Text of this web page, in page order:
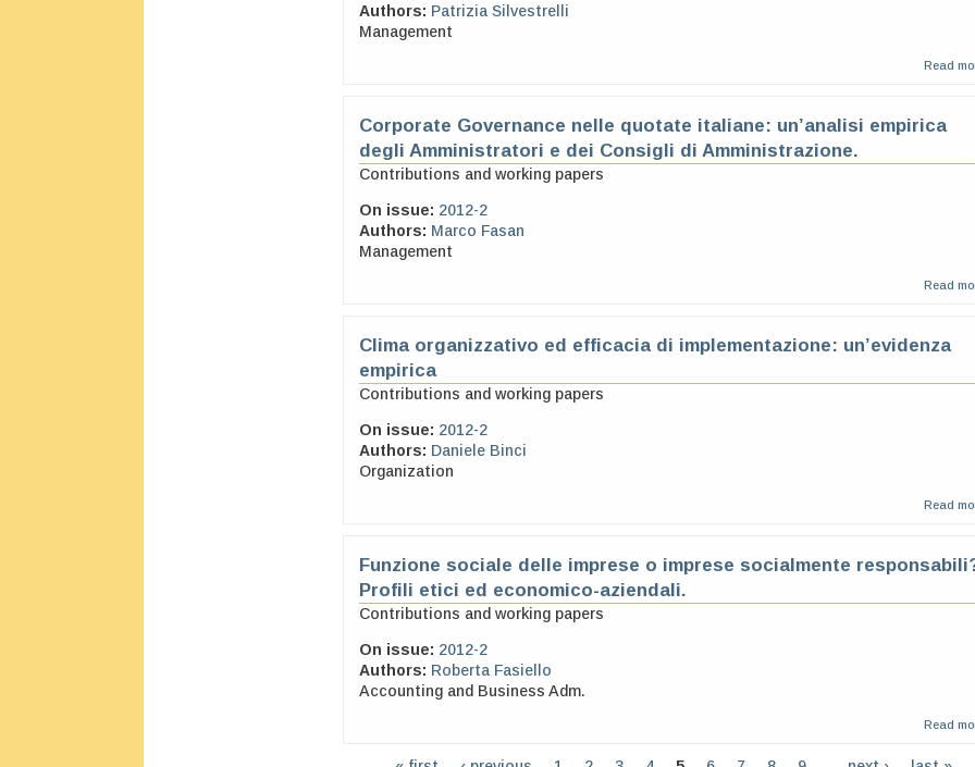
Authors: Patrizia Silvestrelli
Management
Read
Corporate Governance nelle quotate italiane: un’analisi empirica
degli Amministratori e dei Consigli di Amministrazione.
Contributions and working papers
On issue: 2012-2
Authors: Marco Fasan
Management
Read
Clima organizzativo ed efficacia di implementazione: un’evidenza
empirica
Contributions and working papers
On issue: 2012-2
Authors: Daniele Binci
Organization
Read
Funzione sociale delle imprese o imprese socialmente
Profili etici ed economico-aziendali.
Contributions and working papers
On issue: 2012-2
Authors: Roberta Fasiello
Accounting and Business Adm.
Read